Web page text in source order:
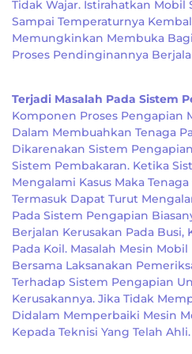
Tidak Wajar. Istirahatkan Mobil
Sampai Temperaturnya
Memungkinkan Membuka
Proses Pendinginannya
Terjadi Masalah Pada Sistem
Komponen Proses Pengapian
Dalam Membuahkan Tenaga
Dikarenakan Sistem
Sistem Pembakaran. Ketika
Mengalami Kasus Maka
Termasuk Dapat Turut
Pada Sistem Pengapian
Berjalan Kerusakan Pada Busi,
Pada Koil. Masalah Mesin
Bersama Laksanakan
Terhadap Sistem Pengapian
Kerusakannya. Jika Tidak
Didalam Memperbaiki Mesin
Kepada Teknisi Yang Telah Ahli.